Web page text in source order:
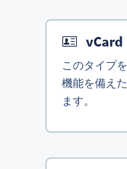
vCard
このタイプ
機能を備え
ます。